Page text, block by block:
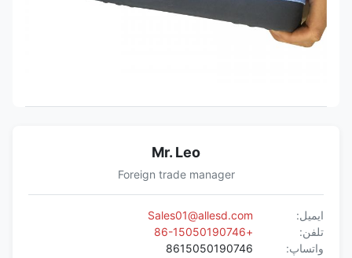
Mr. Leo
Foreign trade manager
ایمیل:
Sales01@allesd.com
تلفن:
+86-15050190746
واتساپ:
8615050190746